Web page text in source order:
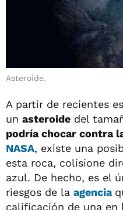
Asteroide.
A partir de recientes
un asteroide del
podría chocar contra
NASA, existe una
esta roca, colisione
azul. De hecho, es el
riesgos de la agencia
calificación de una en